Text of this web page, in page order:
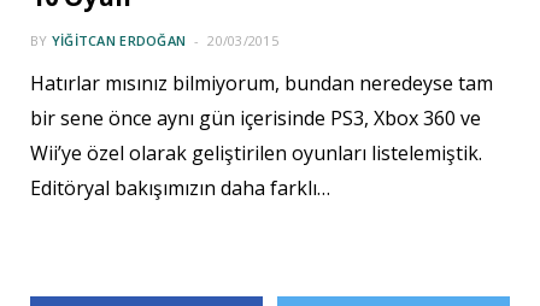
BY YIĞITCAN ERDOĞAN 20/03/2015
Hatırlar mısınız bilmiyorum, bundan neredeyse tam
bir sene önce aynı gün içerisinde PS3, Xbox 360 ve
Wii’ye özel olarak geliştirilen oyunları listelemiştik.
Editöryal bakışımızın daha farklı…